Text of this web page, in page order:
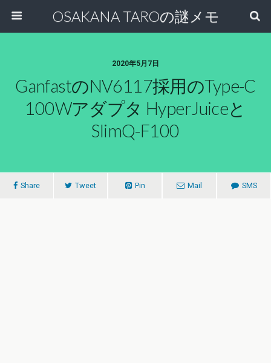
OSAKANA TAROの謎メモ
2020年5月7日
GanfastのNV6117採用のType-C
100Wアダプタ HyperJuiceと
SlimQ-F100
Share Tweet Pin Mail SMS